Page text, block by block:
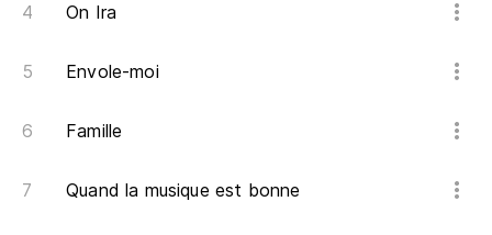
On Ira
Envole-moi
Famille
Quand la musique est bonne